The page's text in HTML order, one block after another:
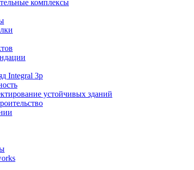
комплексы
Integral 3p
устойчивых зданий